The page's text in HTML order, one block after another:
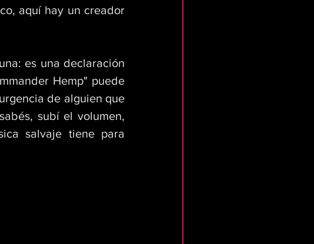
aquí hay un creador
es una declaración
Hemp" puede
de alguien que
subí el volumen,
salvaje tiene para